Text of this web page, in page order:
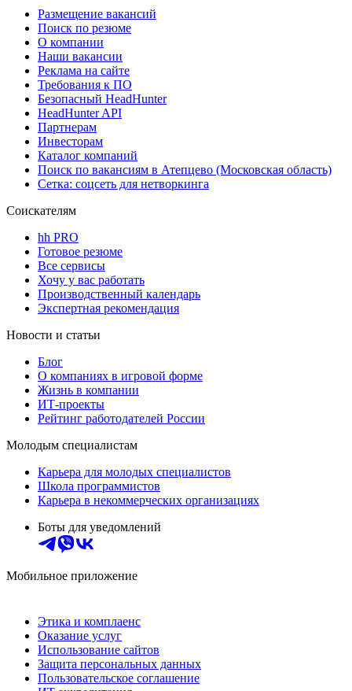
Размещение вакансий
Поиск по резюме
О компании
Наши вакансии
Реклама на сайте
Требования к ПО
Безопасный HeadHunter
HeadHunter API
Партнерам
Инвесторам
Каталог компаний
Поиск по вакансиям в Атепцево (Московская область)
Сетка: соцсеть для нетворкинга
Соискателям
hh PRO
Готовое резюме
Все сервисы
Хочу у вас работать
Производственный календарь
Экспертная рекомендация
Новости и статьи
Блог
О компаниях в игровой форме
Жизнь в компании
ИТ-проекты
Рейтинг работодателей России
Молодым специалистам
Карьера для молодых специалистов
Школа программистов
Карьера в некоммерческих организациях
Боты для уведомлений
Мобильное приложение
Этика и комплаенс
Оказание услуг
Использование сайтов
Защита персональных данных
Пользовательское соглашение